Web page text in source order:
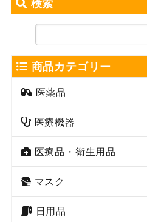
商品カテゴリー
医薬品
医療機器
医療品・衛生用品
マスク
日用品